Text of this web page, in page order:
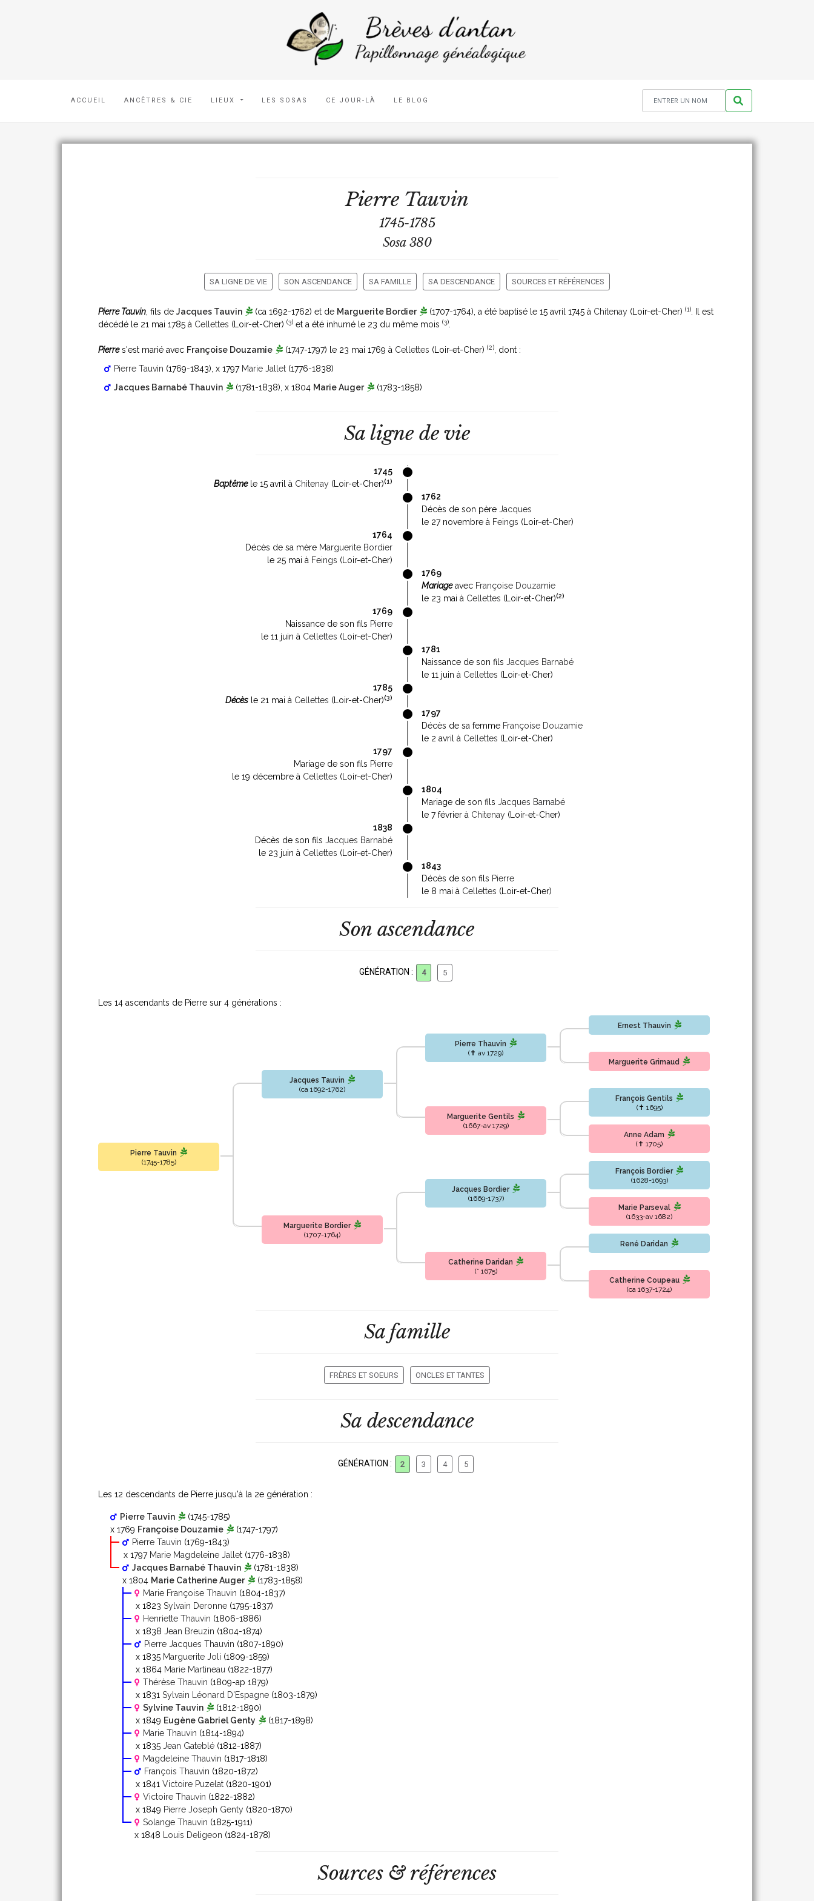
ACCUEIL ANCÊTRES & CIE LIEUX LES SOSAS CE JOUR-LÀ LE BLOG
Pierre Tauvin
1745-1785
Sosa 380
SA LIGNE DE VIE SON ASCENDANCE SA FAMILLE SA DESCENDANCE SOURCES ET RÉFÉRENCES
Pierre Tauvin , fils de Jacques Tauvin (ca 1692-1762) et de Marguerite Bordier (1707-1764) , a été baptisé le 15 avril 1745 à Chitenay (Loir-et-Cher) (1)
. Il est
décédé le 21 mai 1785 à Cellettes (Loir-et-Cher) (3) et a été inhumé le 23 du même mois (3)
Pierres'est marié avec Françoise Douzamie (1747-1797) le 23 mai 1769 à Cellettes (Loir-et-Cher) (2)
, dont :
Pierre Tauvin (1769-1843) , x 1797 Marie Jallet (1776-1838)
Jacques Barnabé Thauvin
(1781-1838) , x 1804 Marie Auger (1783-1858)
Sa ligne de vie
1745
Baptêmele 15 avril à Chitenay (Loir-et-Cher)(1)
1762
Décès de son père Jacques
le 27 novembre à Feings (Loir-et-Cher)
1764
Décès de sa mère Marguerite Bordier
le 25 mai à Feings (Loir-et-Cher)
1769
Mariageavec Françoise Douzamie
le 23 mai à Cellettes (Loir-et-Cher)(2)
1769
Naissance de son fils Pierre
le 11 juin à Cellettes (Loir-et-Cher)
1781
Naissance de son fils Jacques Barnabé
le 11 juin à Cellettes (Loir-et-Cher)
1785
Décès le 21 mai à Cellettes (Loir-et-Cher)(3)
1797
Décès de sa femme Françoise Douzamie
le 2 avril à Cellettes (Loir-et-Cher)
1797
Mariage de son fils Pierre
le 19 décembre à Cellettes (Loir-et-Cher)
1804
Mariage de son fils Jacques Barnabé
le 7 février à Chitenay (Loir-et-Cher)
1838
Décès de son fils Jacques Barnabé
le 23 juin à Cellettes (Loir-et-Cher)
1843
Décès de son fils Pierre
le 8 mai à Cellettes (Loir-et-Cher)
Son ascendance
GÉNÉRATION : 4 5
Les 14 ascendants de Pierre sur 4 générations :
Pierre Tauvin
(1745-1785)
Jacques Tauvin
(ca 1692-1762)
Pierre Thauvin
(✝ av 1729)
Ernest Thauvin
Marguerite Grimaud
Marguerite Gentils
(1667-av 1729)
François Gentils
(✝ 1695)
Anne Adam
(✝ 1705)
Marguerite Bordier
(1707-1764)
Jacques Bordier
(1669-1737)
François Bordier
(1628-1693)
Marie Parseval
(1633-av 1682)
Catherine Daridan
(° 1675)
René Daridan
Catherine Coupeau
(ca 1637-1724)
Sa famille
FRÈRES ET SOEURS ONCLES ET TANTES
Sa descendance
GÉNÉRATION : 2 3 4 5
Les 12 descendants de Pierre jusqu'à la 2e génération :
Pierre Tauvin
(1745-1785)
x 1769 Françoise Douzamie
(1747-1797)
Pierre Tauvin (1769-1843)
x 1797 Marie Magdeleine Jallet (1776-1838)
Jacques Barnabé Thauvin
(1781-1838)
x 1804 Marie Catherine Auger
(1783-1858)
Marie Françoise Thauvin (1804-1837)
x 1823 Sylvain Deronne (1795-1837)
Henriette Thauvin (1806-1886)
x 1838 Jean Breuzin (1804-1874)
Pierre Jacques Thauvin (1807-1890)
x 1835 Marguerite Joli (1809-1859)
x 1864 Marie Martineau (1822-1877)
Thérèse Thauvin (1809-ap 1879)
x 1831 Sylvain Léonard D'Espagne (1803-1879)
Sylvine Tauvin
(1812-1890)
x 1849 Eugène Gabriel Genty
(1817-1898)
Marie Thauvin (1814-1894)
x 1835 Jean Gateblé (1812-1887)
Magdeleine Thauvin (1817-1818)
François Thauvin (1820-1872)
x 1841 Victoire Puzelat (1820-1901)
Victoire Thauvin (1822-1882)
x 1849 Pierre Joseph Genty (1820-1870)
Solange Thauvin (1825-1911)
x 1848
Louis Deligeon (1824-1878)
Sources & références